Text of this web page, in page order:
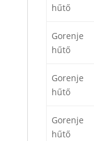
hűtő
Gorenje
hűtő
Gorenje
hűtő
Gorenje
hűtő